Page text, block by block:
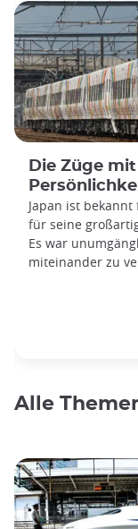
Die Züge
Japan ist
für seine
Es war
miteinander zu
Alle